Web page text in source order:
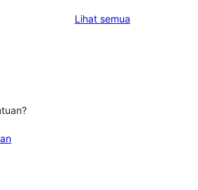
Lihat semua